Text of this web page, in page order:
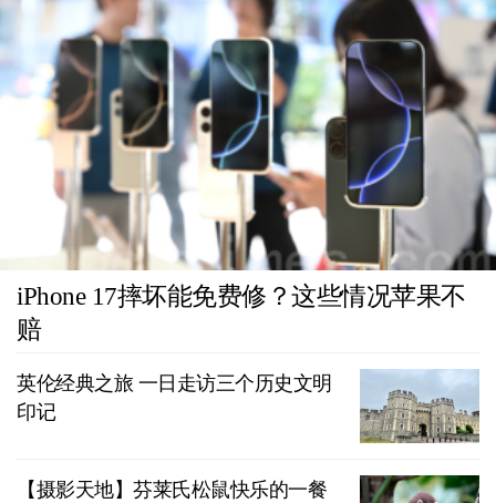
iPhone 17摔坏能免费修？这些情况苹果不
赔
英伦经典之旅 一日走访三个历史文明
印记
【摄影天地】芬莱氏松鼠快乐的一餐